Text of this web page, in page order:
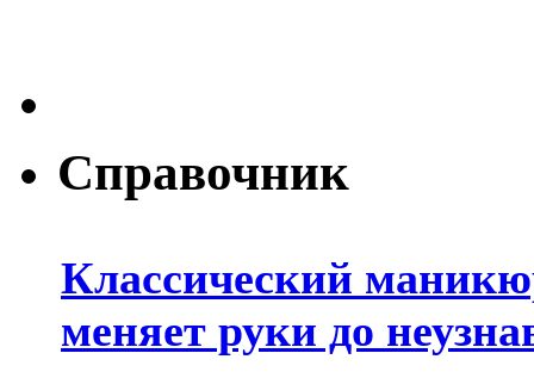
Справочник
Классический
меняет руки до